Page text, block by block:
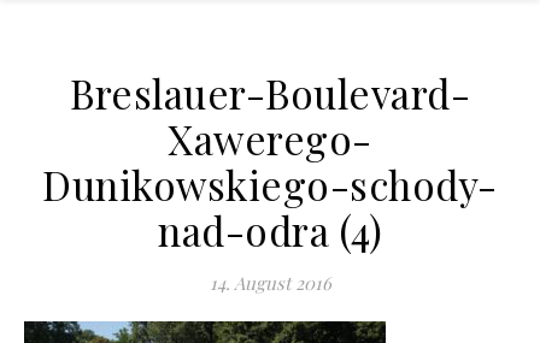
Breslauer-Boulevard-
Xawerego-
Dunikowskiego-schody-
nad-odra (4)
14. August 2016